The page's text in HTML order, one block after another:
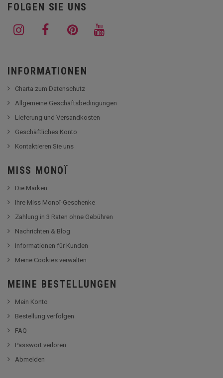
FOLGEN SIE UNS
INFORMATIONEN
Charta zum Datenschutz
Allgemeine Geschäftsbedingungen
Lieferung und Versandkosten
Geschäftliches Konto
Kontaktieren Sie uns
MISS MONOÏ
Die Marken
Ihre Miss Monoï-Geschenke
Zahlung in 3 Raten ohne Gebühren
Nachrichten & Blog
Informationen für Kunden
Meine Cookies verwalten
MEINE BESTELLUNGEN
Mein Konto
Bestellung verfolgen
FAQ
Passwort verloren
Abmelden